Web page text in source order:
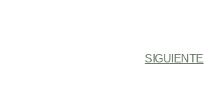
SIGUIENTE